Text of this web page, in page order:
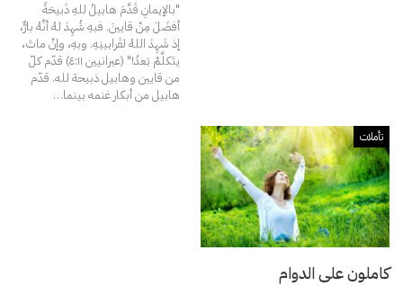
"بالإيمانِ قَدَّمَ هابيلُ للهِ ذَبيحَةً
أفضَلَ مِنْ قايينَ. فبهِ شُهِدَ لهُ أنَّهُ بارٌّ،
إذ شَهِدَ اللهُ لقَرابينِهِ. وبهِ، وإنْ ماتَ،
يتَكلَّمْ بَعدُ!" (عبرانيين ٤:١١)
قدّم كلّ
من قايين وهابيل ذبيحة لله. قدّم
هابيل من أبكار غنمه بينما…
تأملات
كاملون على الدوام